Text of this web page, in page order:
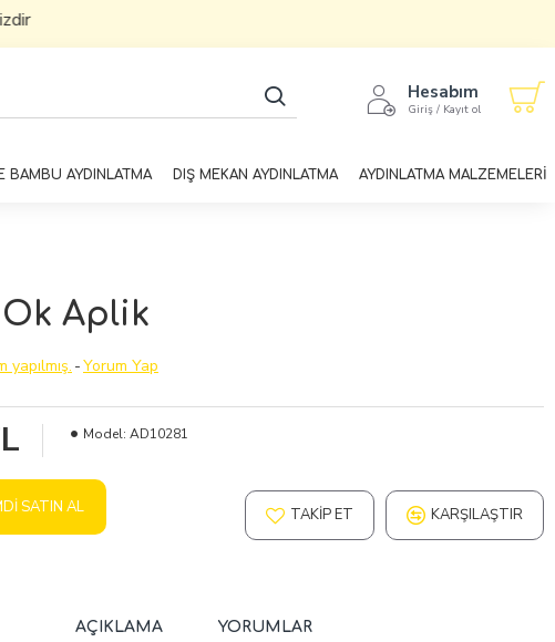
Hesabım
Giriş / Kayıt ol
BAMBU AYDINLATMA DIŞ MEKAN AYDINLATMA AYDINLATMA MALZEMELERİ
Ok Aplik
yapılmış. -Yorum Yap
Model: AD10281
SATIN AL TAKIP ET KARŞILAŞTIR
AÇIKLAMA YORUMLAR